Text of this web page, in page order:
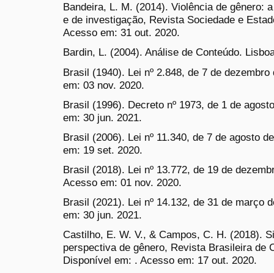
Bandeira, L. M. (2014). Violência de gênero:
e de investigação, Revista Sociedade e
Acesso em: 31 out. 2020.
Bardin, L. (2004). Análise de Conteúdo.
Brasil (1940). Lei nº 2.848, de 7 de
em: 03 nov. 2020.
Brasil (1996). Decreto nº 1973, de 1 de
em: 30 jun. 2021.
Brasil (2006). Lei nº 11.340, de 7 de agosto
em: 19 set. 2020.
Brasil (2018). Lei nº 13.772, de 19 de
Acesso em: 01 nov. 2020.
Brasil (2021). Lei nº 14.132, de 31 de março
em: 30 jun. 2021.
Castilho, E. W. V., & Campos, C. H. (2018).
perspectiva de gênero, Revista Brasileira de
Disponível em: . Acesso em: 17 out. 2020.